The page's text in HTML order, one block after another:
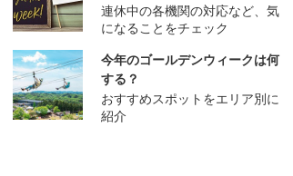
連休中の各機関の対応など、気
になることをチェック
今年のゴールデンウィークは何
する？
おすすめスポットをエリア別に
紹介